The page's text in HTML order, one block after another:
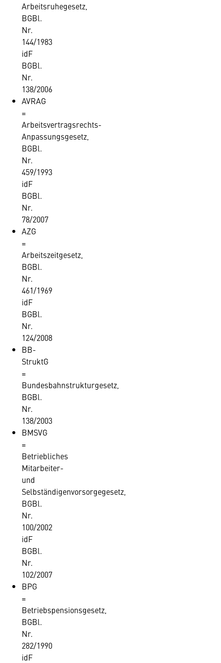
Arbeitsruhegesetz,
BGBl.
Nr.
144/1983
idF
BGBl.
Nr.
138/2006
AVRAG
=
Arbeitsvertragsrechts-
Anpassungsgesetz,
BGBl.
Nr.
459/1993
idF
BGBl.
Nr.
78/2007
AZG
=
Arbeitszeitgesetz,
BGBl.
Nr.
461/1969
idF
BGBl.
Nr.
124/2008
BB-
StruktG
=
Bundesbahnstrukturgesetz,
BGBl.
Nr.
138/2003
BMSVG
=
Betriebliches
Mitarbeiter-
und
Selbständigenvorsorgegesetz,
BGBl.
Nr.
100/2002
idF
BGBl.
Nr.
102/2007
BPG
=
Betriebspensionsgesetz,
BGBl.
Nr.
282/1990
idF